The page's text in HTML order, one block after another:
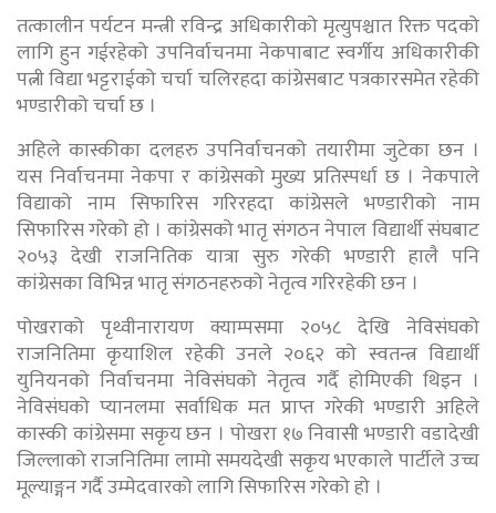
तत्कालीन पर्यटन मन्त्री रविन्द्र अधिकारीको मृत्युपश्चात रिक्त पदको
लागि हुन गईरहेको उपनिर्वाचनमा नेकपाबाट स्वर्गीय अधिकारीकी
पत्नी विद्या भट्टराईको चर्चा चलिरहदा कांग्रेसबाट पत्रकारसमेत रहेकी
भण्डारीको चर्चा छ ।
अहिले कास्कीका दलहरु उपनिर्वाचनको तयारीमा जुटेका छन ।
यस निर्वाचनमा नेकपा र कांग्रेसको मुख्य प्रतिस्पर्धा छ । नेकपाले
विद्याको नाम सिफारिस गरिरहदा कांग्रेसले भण्डारीको नाम
सिफारिस गरेको हो । कांग्रेसको भातृ संगठन नेपाल विद्यार्थी संघबाट
२०५३ देखी राजनितिक यात्रा सुरु गरेकी भण्डारी हालै पनि
कांग्रेसका विभिन्न भातृ संगठनहरुको नेतृत्व गरिरहेकी छन ।
पोखराको पृथ्वीनारायण क्याम्पसमा २०५८ देखि नेविसंघको
राजनितिमा कृयाशिल रहेकी उनले २०६२ को स्वतन्त्र विद्यार्थी
युनियनको निर्वाचनमा नेविसंघको नेतृत्व गर्दै होमिएकी थिइन ।
नेविसंघको प्यानलमा सर्वाधिक मत प्राप्त गरेकी भण्डारी अहिले
कास्की कांग्रेसमा सकृय छन । पोखरा १७ निवासी भण्डारी वडादेखी
जिल्लाको राजनितिमा लामो समयदेखी सकृय भएकाले पार्टीले उच्च
मूल्याङ्गन गर्दै उम्मेदवारको लागि सिफारिस गरेको हो ।